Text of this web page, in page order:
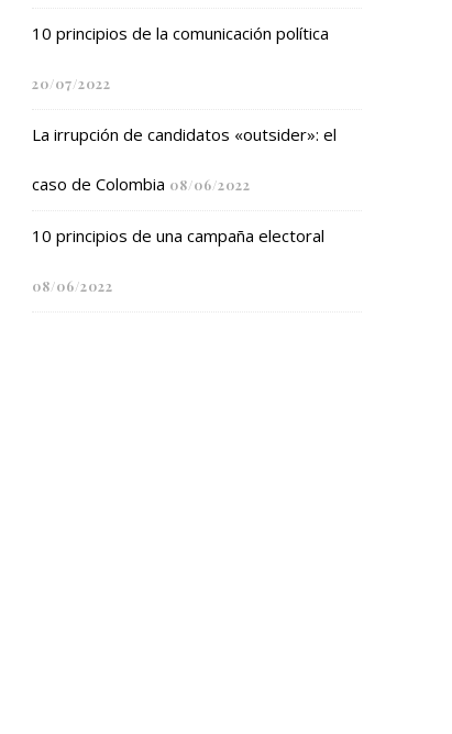
10 principios de la comunicación política
20/07/2022
La irrupción de candidatos «outsider»: el
caso de Colombia 08/06/2022
10 principios de una campaña electoral
08/06/2022